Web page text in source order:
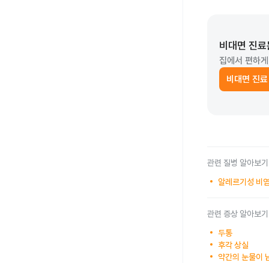
비대면 진
집에서 편하
비대면 진
관련 질병 알아보기
알레르기성 비
관련 증상 알아보기
두통
후각 상실
약간의 눈물이